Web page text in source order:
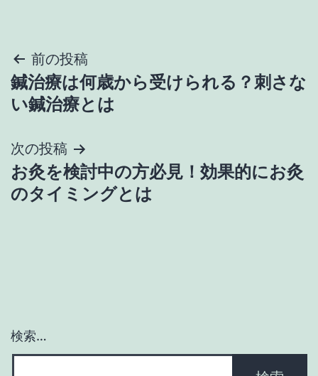
投
稿
ビ
ゲ
ン
前の投稿
鍼治療は何歳から受けられる？刺さな
い鍼治療とは
次の投稿
お灸を検討中の方必見！効果的にお灸
のタイミングとは
検索…